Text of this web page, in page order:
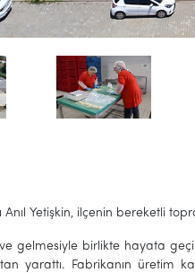
Anıl Yetişkin, ilçenin bereketli
gelmesiyle birlikte hayata
yarattı. Fabrikanın üretim